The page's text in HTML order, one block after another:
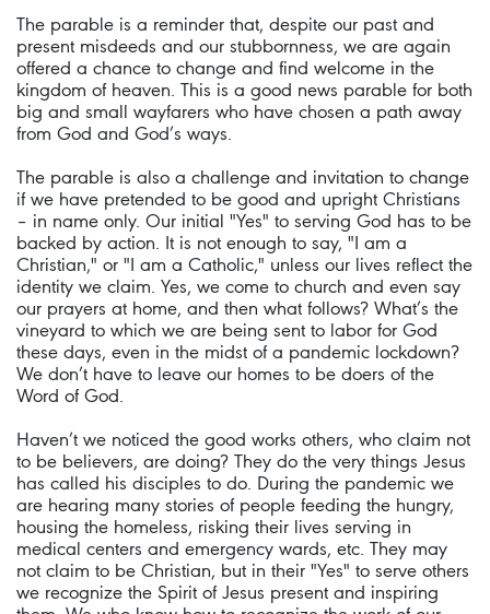
The parable is a reminder that, despite our past and
present misdeeds and our stubbornness, we are again
offered a chance to change and find welcome in the
kingdom of heaven. This is a good news parable for both
big and small wayfarers who have chosen a path away
from God and God’s ways.
The parable is also a challenge and invitation to change
if we have pretended to be good and upright Christians
– in name only. Our initial "Yes" to serving God has to be
backed by action. It is not enough to say, "I am a
Christian," or "I am a Catholic," unless our lives reflect the
identity we claim. Yes, we come to church and even say
our prayers at home, and then what follows? What’s the
vineyard to which we are being sent to labor for God
these days, even in the midst of a pandemic lockdown?
We don’t have to leave our homes to be doers of the
Word of God.
Haven’t we noticed the good works others, who claim not
to be believers, are doing? They do the very things Jesus
has called his disciples to do. During the pandemic we
are hearing many stories of people feeding the hungry,
housing the homeless, risking their lives serving in
medical centers and emergency wards, etc. They may
not claim to be Christian, but in their "Yes" to serve others
we recognize the Spirit of Jesus present and inspiring